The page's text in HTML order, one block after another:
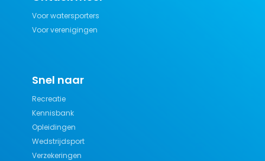
Voor watersporters
Voor verenigingen
Snel naar
Recreatie
Kennisbank
Opleidingen
Wedstrijdsport
Verzekeringen